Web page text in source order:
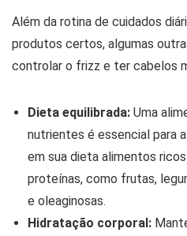
Além da rotina de cuidados
produtos certos, algumas
controlar o frizz e ter cabelos
Dieta equilibrada: Uma
nutrientes é essencial para
em sua dieta alimentos
proteínas, como frutas,
e oleaginosas.
Hidratação corporal: